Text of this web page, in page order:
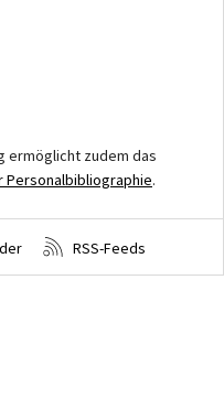
ermöglicht zudem das
Personalbibliographie.
RSS-Feeds